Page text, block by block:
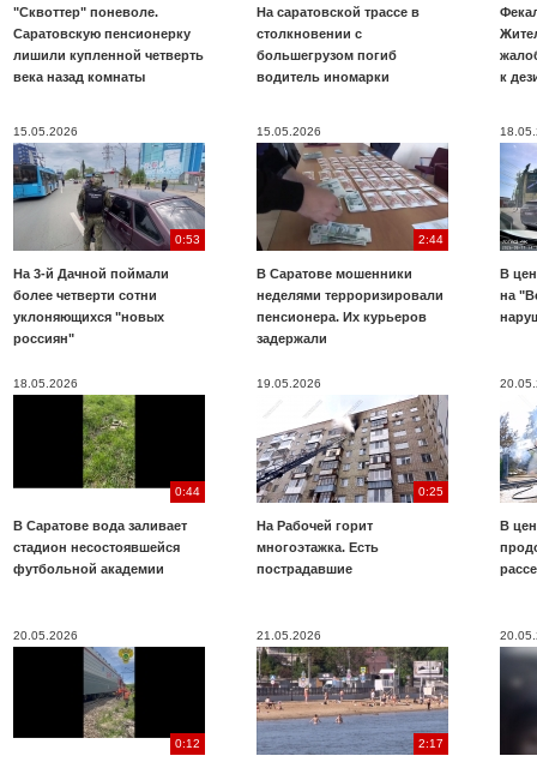
"Сквоттер" поневоле.
Саратовскую пенсионерку
лишили купленной четверть
века назад комнаты
На саратовской трассе в
столкновении с
большегрузом погиб
водитель иномарки
к
15.05.2026
0:53
На 3-й Дачной поймали
более четверти сотни
уклоняющихся "новых
россиян"
15.05.2026
2:44
В Саратове мошенники
неделями терроризировали
пенсионера. Их курьеров
задержали
В
на
18.05.2026
0:44
В Саратове вода заливает
стадион несостоявшейся
футбольной академии
19.05.2026
0:25
На Рабочей горит
многоэтажка. Есть
пострадавшие
В
20.05.2026
0:12
21.05.2026
2:17